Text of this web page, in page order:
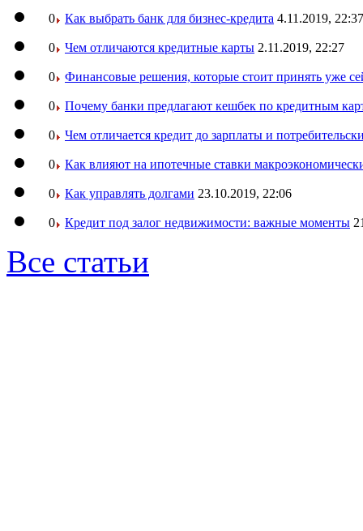
0 Как выбрать банк для бизнес-кредита 4.11.2019, 22:37
0 Чем отличаются кредитные карты 2.11.2019, 22:27
0 Финансовые решения, которые стоит принять уже
0 Почему банки предлагают кешбек по кредитным
0 Чем отличается кредит до зарплаты и
0 Как влияют на ипотечные ставки
0 Как управлять долгами 23.10.2019, 22:06
0 Кредит под залог недвижимости: важные моменты
Все статьи